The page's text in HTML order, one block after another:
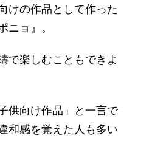
けの作品として作った
ニョ』。
で楽しむこともできよ
供向け作品」と一言で
和感を覚えた人も多い